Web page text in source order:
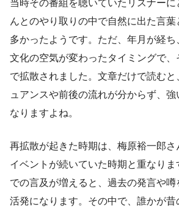
当時その番組を聴いていたリスナーに
んとのやり取りの中で自然に出た言
多かったようです。ただ、年月が経
文化の空気が変わったタイミングで
で拡散されました。文章だけで読む
ュアンスや前後の流れが分からず、強
なりますよね。
再拡散が起きた時期は、梅原裕一郎
イベントが続いていた時期と重なり
での言及が増えると、過去の発言や
活発になります。その中で、誰かが